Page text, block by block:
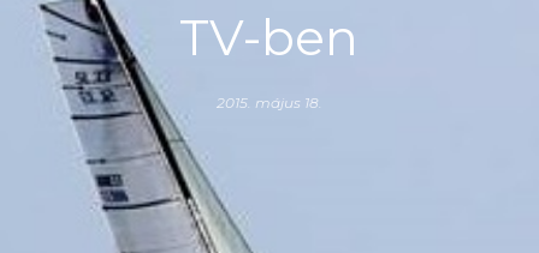
TV-ben
2015. május 18.